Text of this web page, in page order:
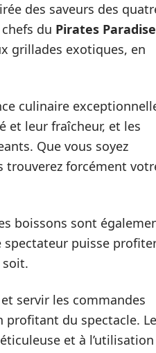
des saveurs des
du Pirates Paradise
grillades exotiques, en
culinaire
et leur fraîcheur, et les
Que vous soyez
trouverez forcément
boissons sont
puisse
soit.
servir les commandes
profitant du spectacle. Le
et à l’utilisation